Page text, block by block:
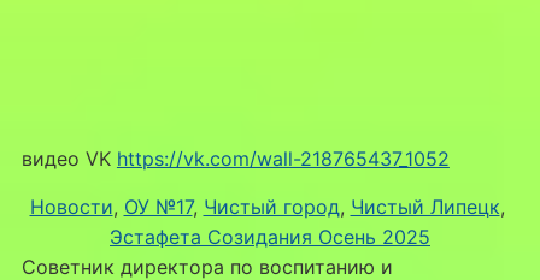
видео VK https://vk.com/wall-218765437_1052
Новости, ОУ №17, Чистый город, Чистый Липецк
Эстафета Созидания Осень 2025
Советник директора по воспитанию и